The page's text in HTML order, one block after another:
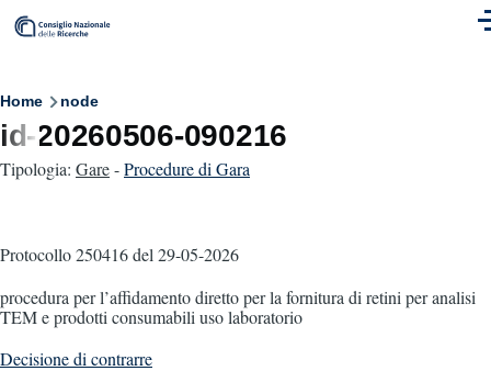
Skip to main content
Breadcrumb
Home node
id-20260506-090216
Tipologia: Gare-Procedure di Gara
Protocollo 250416del 29-05-2026
procedura per l’affidamento diretto per la fornitura di retini per analisi
TEM e prodotti consumabili uso laboratorio
Decisione di contrarre